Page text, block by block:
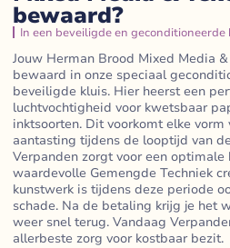
bewaard?
In een beveiligde en geconditioneerde
Jouw Herman Brood Mixed Media
bewaard in onze speciaal
beveiligde kluis. Hier heerst een
luchtvochtigheid voor kwetsbaar
inktsoorten. Dit voorkomt elke vorm
aantasting tijdens de looptijd van
Verpanden zorgt voor een optimale
waardevolle Gemengde Techniek
kunstwerk is tijdens deze periode
schade. Na de betaling krijg je het
weer snel terug. Vandaag
allerbeste zorg voor kostbaar bezit.